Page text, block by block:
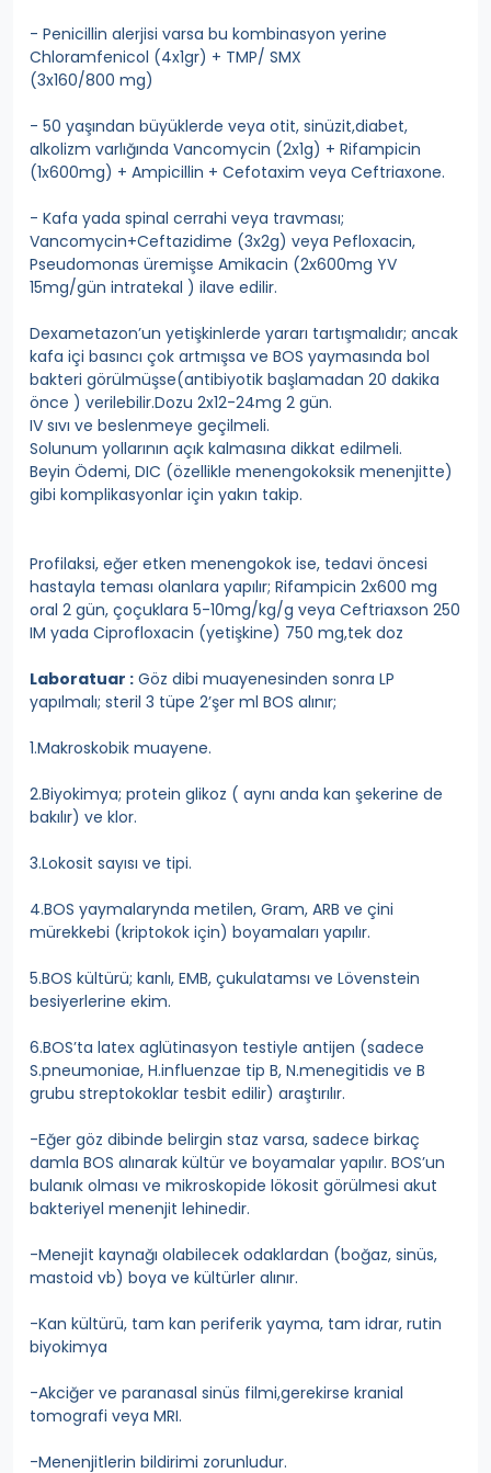
- Penicillin alerjisi varsa bu kombinasyon yerine
Chloramfenicol (4x1gr) + TMP/ SMX
(3x160/800 mg)
- 50 yaşından büyüklerde veya otit, sinüzit,diabet,
alkolizm varlığında Vancomycin (2x1g) + Rifampicin
(1x600mg) + Ampicillin + Cefotaxim veya Ceftriaxone.
- Kafa yada spinal cerrahi veya travması;
Vancomycin+Ceftazidime (3x2g) veya Pefloxacin,
Pseudomonas üremişse Amikacin (2x600mg YV
15mg/gün intratekal ) ilave edilir.
Dexametazon’un yetişkinlerde yararı tartışmalıdır; ancak
kafa içi basıncı çok artmışsa ve BOS yaymasında bol
bakteri görülmüşse(antibiyotik başlamadan 20 dakika
önce ) verilebilir.Dozu 2x12-24mg 2 gün.
IV sıvı ve beslenmeye geçilmeli.
Solunum yollarının açık kalmasına dikkat edilmeli.
Beyin Ödemi, DIC (özellikle menengokoksik menenjitte)
gibi komplikasyonlar için yakın takip.
Profilaksi, eğer etken menengokok ise, tedavi öncesi
hastayla teması olanlara yapılır; Rifampicin 2x600 mg
oral 2 gün, çoçuklara 5-10mg/kg/g veya Ceftriaxson 250
IM yada Ciprofloxacin (yetişkine) 750 mg,tek doz
Laboratuar : Göz dibi muayenesinden sonra LP
yapılmalı; steril 3 tüpe 2’şer ml BOS alınır;
1.Makroskobik muayene.
2.Biyokimya; protein glikoz ( aynı anda kan şekerine de
bakılır) ve klor.
3.Lokosit sayısı ve tipi.
4.BOS yaymalarynda metilen, Gram, ARB ve çini
mürekkebi (kriptokok için) boyamaları yapılır.
5.BOS kültürü; kanlı, EMB, çukulatamsı ve Lövenstein
besiyerlerine ekim.
6.BOS’ta latex aglütinasyon testiyle antijen (sadece
S.pneumoniae, H.influenzae tip B, N.menegitidis ve B
grubu streptokoklar tesbit edilir) araştırılır.
-Eğer göz dibinde belirgin staz varsa, sadece birkaç
damla BOS alınarak kültür ve boyamalar yapılır. BOS’un
bulanık olması ve mikroskopide lökosit görülmesi akut
bakteriyel menenjit lehinedir.
-Menejit kaynağı olabilecek odaklardan (boğaz, sinüs,
mastoid vb) boya ve kültürler alınır.
-Kan kültürü, tam kan periferik yayma, tam idrar, rutin
biyokimya
-Akciğer ve paranasal sinüs filmi,gerekirse kranial
tomografi veya MRI.
-Menenjitlerin bildirimi zorunludur.